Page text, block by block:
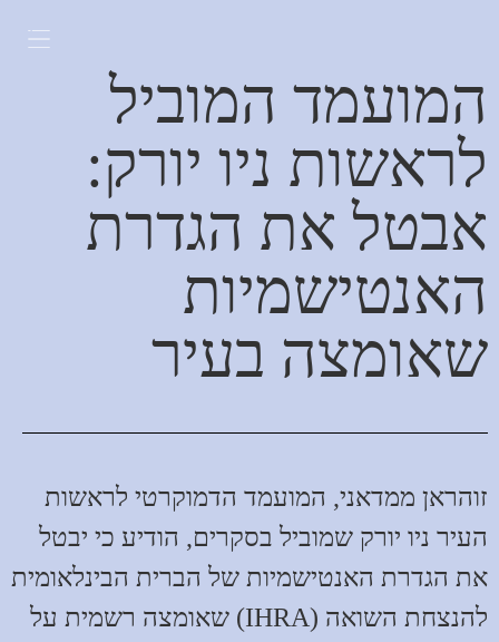
המועמד המוביל
לראשות ניו יורק:
אבטל את הגדרת
האנטישמיות
שאומצה בעיר
זוהראן ממדאני, המועמד הדמוקרטי לראשות
העיר ניו יורק שמוביל בסקרים, הודיע כי יבטל
את הגדרת האנטישמיות של הברית הבינלאומית
להנצחת השואה (IHRA) שאומצה רשמית על